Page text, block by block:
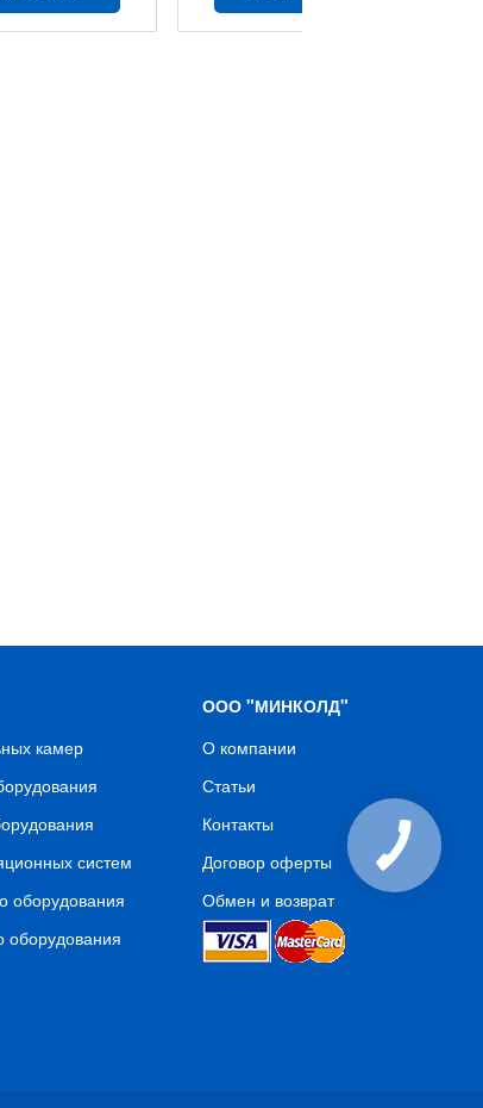
камер
систем
оборудования
оборудования
ООО "МИНКОЛД"
О компании
Статьи
Контакты
Договор оферты
Обмен и возврат